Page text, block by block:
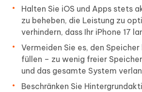
Halten Sie iOS und Apps stets
zu beheben, die Leistung zu
verhindern, dass Ihr iPhone 17
Vermeiden Sie es, den
füllen – zu wenig freier
und das gesamte System
Beschränken Sie